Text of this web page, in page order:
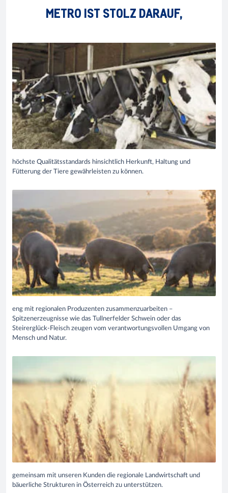
METRO IST STOLZ DARAUF,
höchste Qualitätsstandards hinsichtlich Herkunft, Haltung und
Fütterung der Tiere gewährleisten zu können.
eng mit regionalen Produzenten zusammenzuarbeiten –
Spitzenerzeugnisse wie das Tullnerfelder Schwein oder das
Steirerglück-Fleisch zeugen vom verantwortungsvollen Umgang von
Mensch und Natur.
gemeinsam mit unseren Kunden die regionale Landwirtschaft und
bäuerliche Strukturen in Österreich zu unterstützen.